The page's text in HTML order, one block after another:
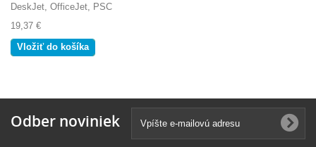
DeskJet, OfficeJet, PSC
19,37 €
Vložiť do košíka
Odber noviniek